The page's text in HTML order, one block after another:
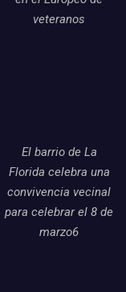
veteranos
El barrio de La
Florida celebra una
convivencia vecinal
para celebrar el 8 de
marzo6